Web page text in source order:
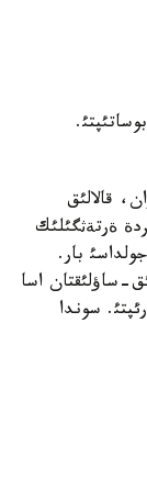
قالالئق
ةرتةثگئلئك
بار.
ساؤلئقتان اسا
سوندا